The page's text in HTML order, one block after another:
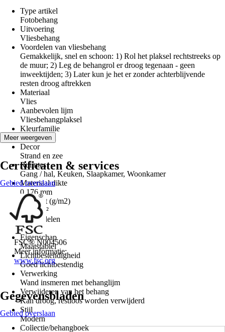
Type artikel
Fotobehang
Uitvoering
Vliesbehang
Voordelen van vliesbehang
Gemakkelijk, snel en schoon: 1) Rol het plaksel rechtstreeks op
de muur; 2) Leg de behangrol er droog tegenaan - geen
inweektijden; 3) Later kun je het er zonder achterblijvende
resten droog aftrekken
Materiaal
Vlies
Aanbevolen lijm
Vliesbehangplaksel
Kleurfamilie
Blauw, Wit
Decor
Strand en zee
Ruimtes
Gang / hal, Keuken, Slaapkamer, Woonkamer
Materiaal dikte
0,176 mm
Gewicht (g/m2)
175 g/m²
Aantal delen
1
Eigenschap
Maatstabiel
Lichtbestendigheid
Goed lichtbestendig
Verwerking
Wand insmeren met behanglijm
Verwijderen van het behang
Kan droog, restloos worden verwijderd
Stijl
Modern
Collectie/behangboek
Meer weergeven
Certificaten & services
Gebied overslaan
FSC® N004506
Meer informatie:
www.fsc.org
Gegevensbladen
Gebied overslaan